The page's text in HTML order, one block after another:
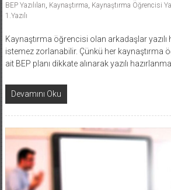
BEP Yazılıları Kaynaştırma Kaynaştırma Öğrencisi
1.Yazılı
Kaynaştırma öğrencisi olan arkadaşlar yazılı
istemez zorlanabilir. Çünkü her kaynaştırma
ait BEP planı dikkate alınarak yazılı
Devamını Oku